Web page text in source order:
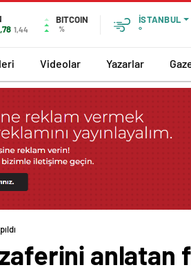
1,44
BITCOIN
%
İSTANBUL
°
Videolar Yazarlar
anlatan